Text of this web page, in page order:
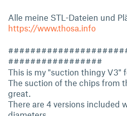
Alle meine STL-Dateien und
https://www.thosa.info
#################
This is my "suction thingy V3"
The suction of the chips from
great.
There are 4 versions included